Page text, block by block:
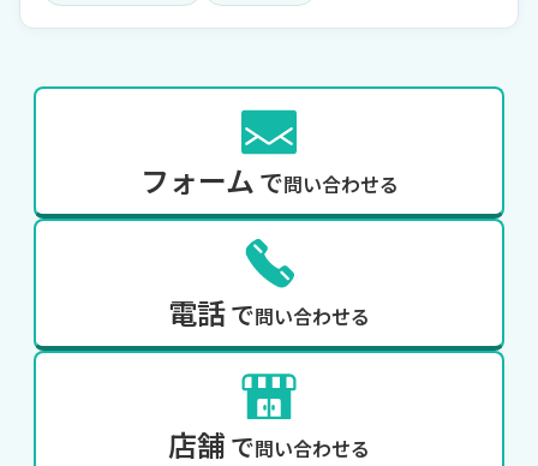
フォーム で問い合わせる
電話で問い合わせる
店舗 で問い合わせる